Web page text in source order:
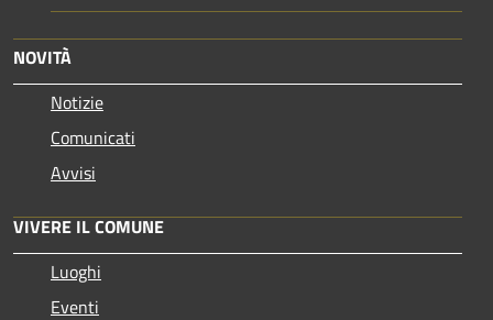
NOVITÀ
Notizie
Comunicati
Avvisi
VIVERE IL COMUNE
Luoghi
Eventi